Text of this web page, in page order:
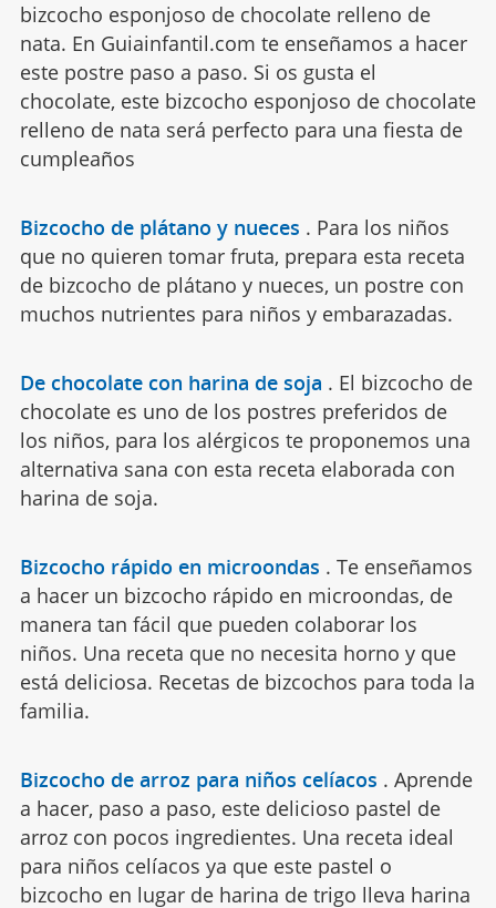
bizcocho esponjoso de chocolate relleno de
nata. En Guiainfantil.com te enseñamos a hacer
este postre paso a paso. Si os gusta el
chocolate, este bizcocho esponjoso de chocolate
relleno de nata será perfecto para una fiesta de
cumpleaños
Bizcocho de plátano y nueces . Para los niños
que no quieren tomar fruta, prepara esta receta
de bizcocho de plátano y nueces, un postre con
muchos nutrientes para niños y embarazadas.
De chocolate con harina de soja . El bizcocho de
chocolate es uno de los postres preferidos de
los niños, para los alérgicos te proponemos una
alternativa sana con esta receta elaborada con
harina de soja.
Bizcocho rápido en microondas . Te enseñamos
a hacer un bizcocho rápido en microondas, de
manera tan fácil que pueden colaborar los
niños. Una receta que no necesita horno y que
está deliciosa. Recetas de bizcochos para toda la
familia.
Bizcocho de arroz para niños celíacos . Aprende
a hacer, paso a paso, este delicioso pastel de
arroz con pocos ingredientes. Una receta ideal
para niños celíacos ya que este pastel o
bizcocho en lugar de harina de trigo lleva harina